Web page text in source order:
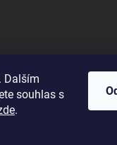
Dalším
souhlas s
.